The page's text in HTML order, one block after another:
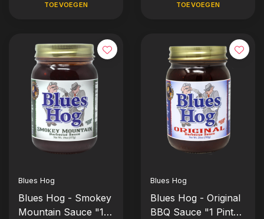
TOEVOEGEN TOEVOEGEN
Blues Hog
Blues Hog - Smokey
Mountain Sauce "1
Blues Hog
Blues Hog - Original
BBQ Sauce "1 Pint"